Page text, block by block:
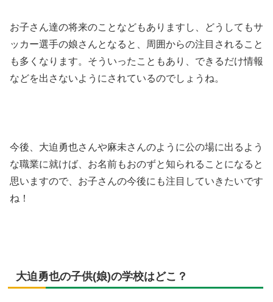
お子さん達の将来のことなどもありますし、どうしてもサ
ッカー選手の娘さんとなると、周囲からの注目されること
も多くなります。そういったこともあり、できるだけ情報
などを出さないようにされているのでしょうね。
今後、大迫勇也さんや麻未さんのように公の場に出るよう
な職業に就けば、お名前もおのずと知られることになると
思いますので、お子さんの今後にも注目していきたいです
ね！
大迫勇也の子供(娘)の学校はどこ？